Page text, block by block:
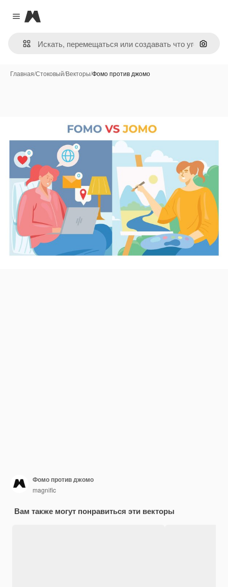
Close menu
Magnific
Поиск
Главная/Стоковый/Векторы/Фомо против джомо
Фомо против джомо
magnific
Вам также могут понравиться эти векторы